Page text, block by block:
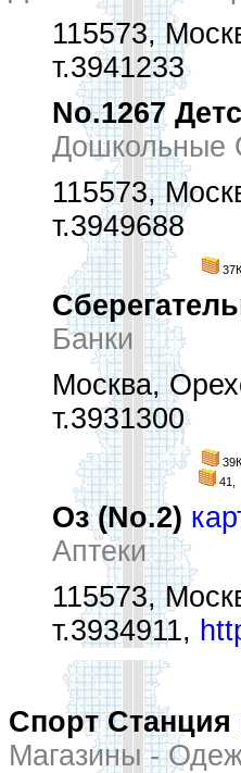
115573,
т.3941233
No.1267
Дошкольные
115573,
т.3949688
Банки
Москва,
т.3931300
41,
Оз (No.2)
Аптеки
115573,
т.3934911,
Спорт Станция
Магазины -